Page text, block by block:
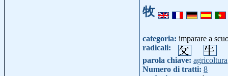
牧
categoria: imparare a
radicali:
parola chiave: agricoltura
Numero di tratti: 8